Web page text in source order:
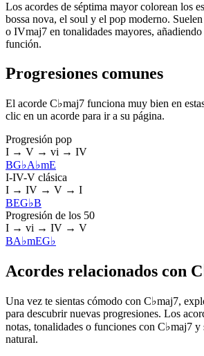
Los acordes de séptima mayor colorean los
bossa nova, el soul y el pop moderno.
o IVmaj7 en tonalidades mayores,
función.
Progresiones comunes
El acorde C♭maj7 funciona muy bien en
clic en un acorde para ir a su página.
Progresión pop
I → V → vi → IV
BG♭A♭mE
I-IV-V clásica
I → IV → V → I
BEG♭B
Progresión de los 50
I → vi → IV → V
BA♭mEG♭
Acordes relacionados con
Una vez te sientas cómodo con C♭maj7,
para descubrir nuevas progresiones. Los
notas, tonalidades o funciones con C♭maj7 y
natural.